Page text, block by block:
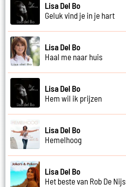
Lisa Del Bo
Geluk vind je in je hart
Lisa Del Bo
Haal me naar huis
Lisa Del Bo
Hem wil ik prijzen
Lisa Del Bo
Hemelhoog
Lisa Del Bo
Het beste van Rob De Nijs